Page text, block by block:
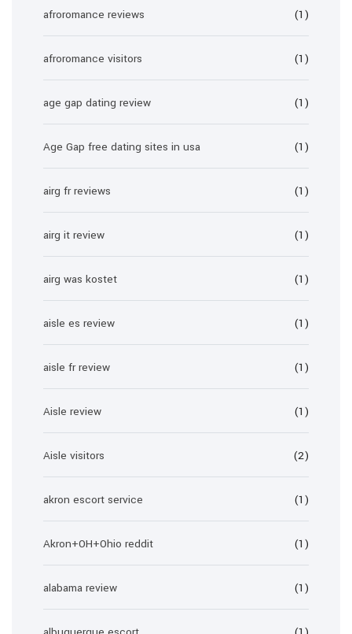
afroromance reviews (1)
afroromance visitors (1)
age gap dating review (1)
Age Gap free dating sites in usa (1)
airg fr reviews (1)
airg it review (1)
airg was kostet (1)
aisle es review (1)
aisle fr review (1)
Aisle review (1)
Aisle visitors (2)
akron escort service (1)
Akron+OH+Ohio reddit (1)
alabama review (1)